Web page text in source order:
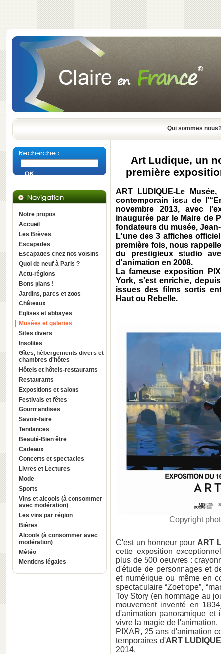
Qui sommes nous?
Notre propos
Accueil
Les Brèves
Escapades
Escapades chez nos voisins
Quoi de neuf à Paris ?
Actu-régions
Bons plans !
Jardins, parcs et zoos
Châteaux
Eglises et abbayes
Musées et galeries
Sites divers
Insolites
Gîtes, hébergements divers et
chambres d'hôtes
Hôtels et hôtels-restaurants
Restaurants
Expositions et salons
Festivals et fêtes
Gourmandises
Savoir-faire
Tendances
Beauté-Bien être
Cadeaux
Concerts et spectacles
Livres et Lectures
Mode
Sports
Vins et alcools (à consommer
avec modération)
Les vins par région
Bières
Alcools (à consommer avec
modération)
Météo
Mentions légales
Art Ludique, un
première
ART LUDIQUE-Le
contemporain issu de
novembre 2013, avec
inaugurée par le Maire de
fondateurs du musée,
L'une des 3 affiches
première fois, nous
du prestigieux studio
d'animation en 2008.
La fameuse exposition
York, s'est enrichie,
issues des films sortis
Haut ou Rebelle.
Copyright
C'est un honneur pour ART
cette exposition
plus de 500 oeuvres :
d'étude de personnages et
et numérique ou même en
spectaculaire “Zoetrope”,
Toy Story (en hommage au
mouvement inventé en
d'animation panoramique et
vivre la magie de l'animation.
PIXAR, 25 ans d'animation
temporaires d'ART
2014.